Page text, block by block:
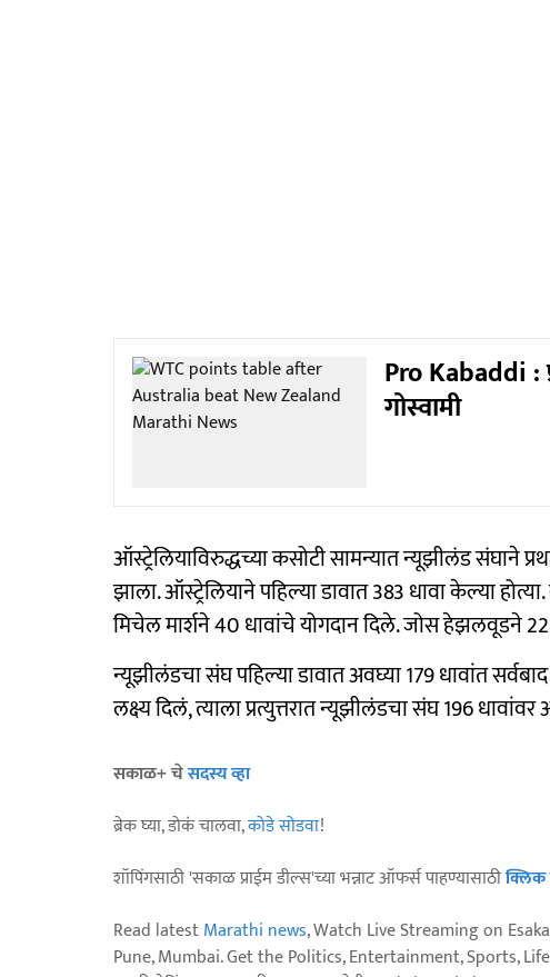
Pro Kabaddi :
गोस्वामी
ऑस्ट्रेलियाविरुद्धच्या कसोटी सामन्यात न्यूझीलंड संघाने
झाला. ऑस्ट्रेलियाने पहिल्या डावात 383 धावा केल्या
मिचेल मार्शने 40 धावांचे योगदान दिले. जोस हेझलवूडने
न्यूझीलंडचा संघ पहिल्या डावात अवघ्या 179 धावांत
लक्ष्य दिलं, त्याला प्रत्युत्तरात न्यूझीलंडचा संघ 196
सकाळ+ चेसदस्य व्हा
ब्रेक घ्या, डोकं चालवा,कोडे सोडवा!
शॉपिंगसाठी 'सकाळ प्राईम डील्स'च्या भन्नाट ऑफर्स पाहण्यासाठीक्लिक
Read latestMarathi news, Watch Live Streaming on
Pune, Mumbai. Get the Politics, Entertainment, Sports,